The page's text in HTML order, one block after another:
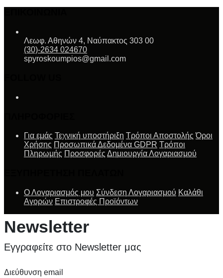
Λεωφ. Αθηνών 4, Ναύπακτος 303 00
(30)-2634 024670
spyroskoumpios@gmail.com
Για εμάς Τεχνική υποστήριξη Τρόποι Αποστολής Όροι
Χρήσης Προσωπικά Δεδομένα GDPR Τρόποι
Πληρωμής Προσφορές Δημιουργία Λογαριασμού
Ο Λογαριασμός μου Σύνδεση Λογαριασμού Καλάθι
Αγορών Επιστροφές Προϊόντων
Newsletter
Εγγραφείτε στο Newsletter μας
Διεύθυνση email